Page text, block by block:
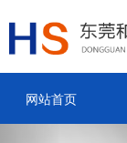
网站首页